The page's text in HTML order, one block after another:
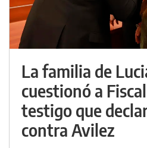
La familia de
cuestionó a
testigo que
contra Avilez